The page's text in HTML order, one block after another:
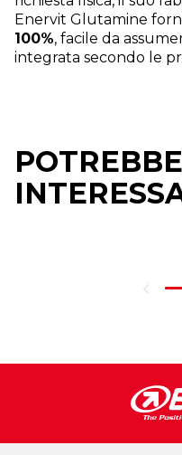
Enervit Glutamine
100%, facile da
integrata secondo le
POTREBBE